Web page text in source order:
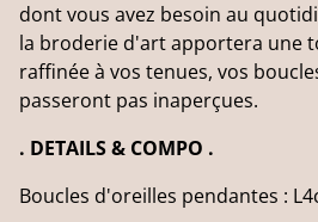
dont vous avez besoin au
la broderie d'art apportera une
raffinée à vos tenues, vos
passeront pas inaperçues.
. DETAILS & COMPO .
Boucles d'oreilles pendantes :